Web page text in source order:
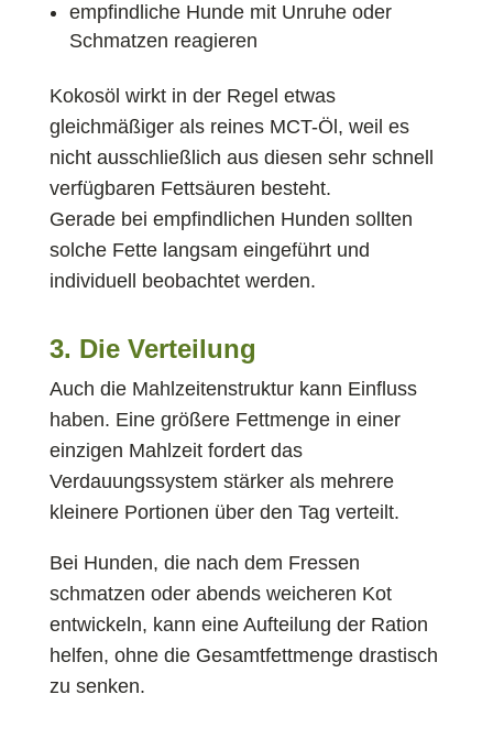
empfindliche Hunde mit Unruhe oder
Schmatzen reagieren
Kokosöl wirkt in der Regel etwas
gleichmäßiger als reines MCT-Öl, weil es
nicht ausschließlich aus diesen sehr schnell
verfügbaren Fettsäuren besteht.
Gerade bei empfindlichen Hunden sollten
solche Fette langsam eingeführt und
individuell beobachtet werden.
3. Die Verteilung
Auch die Mahlzeitenstruktur kann Einfluss
haben. Eine größere Fettmenge in einer
einzigen Mahlzeit fordert das
Verdauungssystem stärker als mehrere
kleinere Portionen über den Tag verteilt.
Bei Hunden, die nach dem Fressen
schmatzen oder abends weicheren Kot
entwickeln, kann eine Aufteilung der Ration
helfen, ohne die Gesamtfettmenge drastisch
zu senken.